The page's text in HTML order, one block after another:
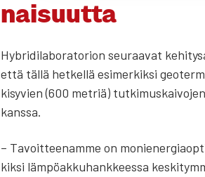
nai­suut­ta
Hybri­di­la­bo­ra­to­rion seu­raa­vat
että täl­lä het­kel­lä esi­mer­kik­si
ki­sy­vien (600 met­riä)
kans­sa.
– Tavoit­tee­nam­me on
kik­si läm­pö­ak­ku­hank­kees­sa